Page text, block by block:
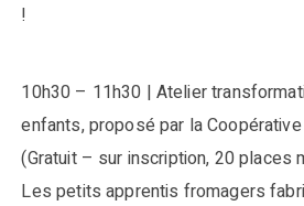
!
10h30 – 11h30 | Atelier
enfants, proposé par la
(Gratuit – sur inscription, 20 places
Les petits apprentis fromagers